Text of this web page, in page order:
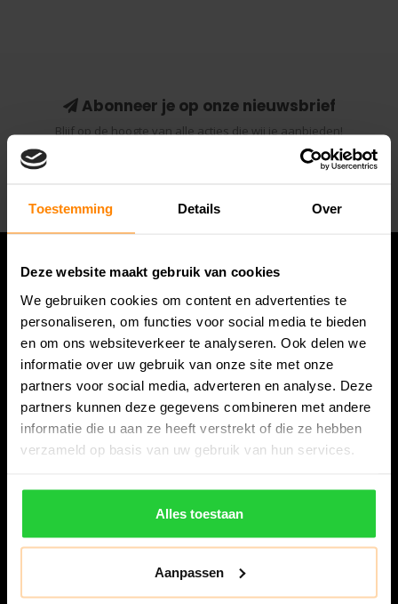
Toestemming Details Over
Deze website maakt gebruik van cookies
We gebruiken cookies om content en advertenties te
personaliseren, om functies voor social media te bieden
en om ons websiteverkeer te analyseren. Ook delen we
informatie over uw gebruik van onze site met onze
partners voor social media, adverteren en analyse. Deze
partners kunnen deze gegevens combineren met andere
informatie die u aan ze heeft verstrekt of die ze hebben
verzameld op basis van uw gebruik van hun services.
Alles toestaan
Aanpassen
Abonneer je op onze nieuwsbrief
Blijf op de hoogte van alle acties die wij je aanbieden!
Abonneer
Bespanracket.nl is dé racketspecialist van Lelystad en
omstreken.
Snijdersstraat 6
8224 AA Lelystad
Nederland
06-57276080